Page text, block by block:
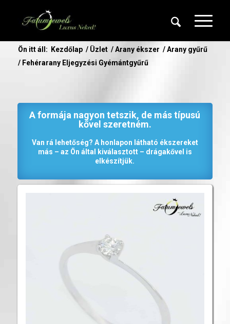
Ön itt áll: Kezdőlap / Üzlet / Arany ékszer / Arany gyűrű
/ Fehérarany Eljegyzési Gyémántgyűrű
A formája nagyon tetszik, de más típusú
kővel szeretném.
Van rá lehetőség? A honlapon látható ékszereket
más – az Ön által kiválasztott – drágakővel is
elkészítjük.